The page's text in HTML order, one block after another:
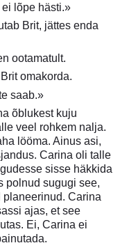
lõpe hästi.»
Brit, jättes enda
ootamatult.
omakorda.
saab.»
õblukest kuju
veel rohkem nalja.
lööma. Ainus asi,
Carina oli talle
sisse häkkida
polnud sugugi see,
Carina
ajas, et see
Ei, Carina ei